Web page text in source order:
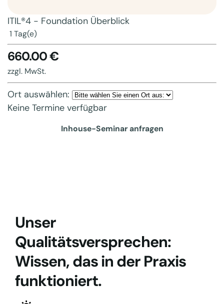
ITIL®4 - Foundation Überblick
1 Tag(e)
660.00 €
zzgl. MwSt.
Ort auswählen:
Keine Termine verfügbar
Inhouse-Seminar anfragen
Unser
Qualitätsversprechen:
Wissen, das in der Praxis
funktioniert.